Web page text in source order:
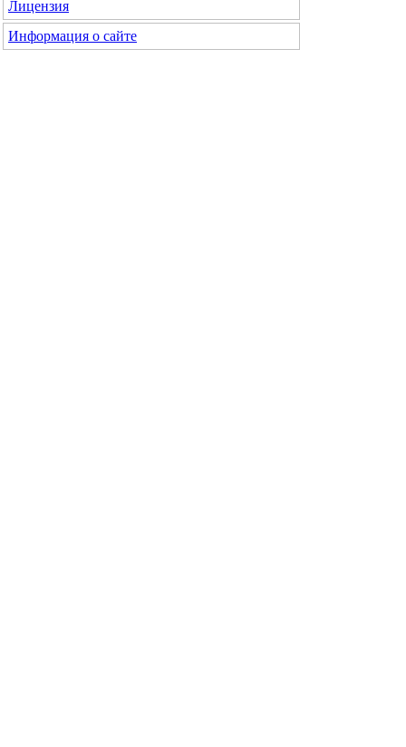
Лицензия
Информация о сайте